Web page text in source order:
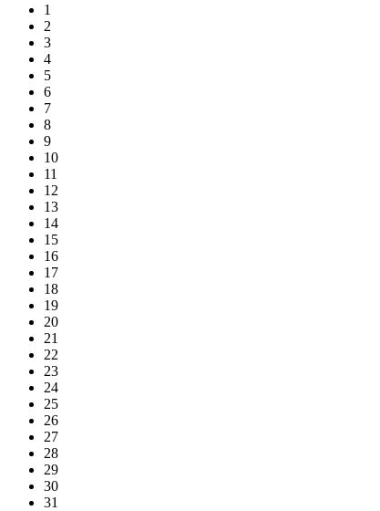
1
2
3
4
5
6
7
8
9
10
11
12
13
14
15
16
17
18
19
20
21
22
23
24
25
26
27
28
29
30
31